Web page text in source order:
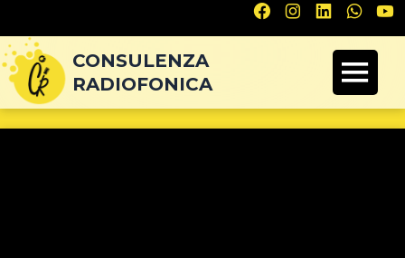
CONSULENZA
RADIOFONICA